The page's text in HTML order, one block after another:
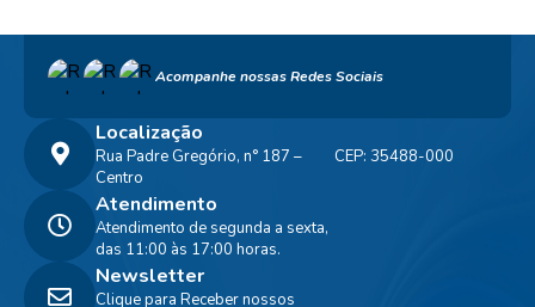
Acompanhe nossas Redes Sociais
Localização
Rua Padre Gregório, n° 187 –
Centro
CEP: 35488-000
Atendimento
Atendimento de segunda a sexta,
das 11:00 às 17:00 horas.
Newsletter
Clique para Receber nossos